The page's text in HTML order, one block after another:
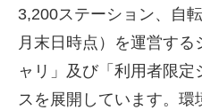
3,200ステーション、自
月末日時点）を運営す
ャリ」及び「利用者限
スを展開しています。環